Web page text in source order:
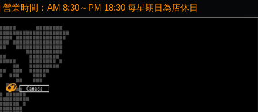
| 營業時間：AM 8:30～PM 18:30 每星期日為店休日